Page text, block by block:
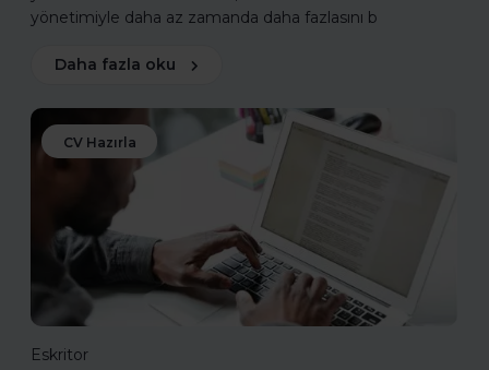
yönetimiyle daha az zamanda daha fazlasını b
Daha fazla oku
CV Hazırla
Eskritor